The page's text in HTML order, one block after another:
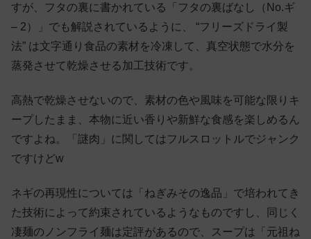
すが、フタの裏に書かれている「フタの裏ばなし（No.ギ
– 2）」でも解説されているように、 “フリーズドライ製
法” は文字通り食品の素材を冷凍して、真空状態で水分を
蒸発させて乾燥させる加工技術です。
高熱で乾燥させないので、素材の色や風味を可能な限りキ
ープしたまま、本物に近い香りや新鮮な食感を楽しめるん
ですよね。「謎肉」に関してはフルスロットルでジャンク
ですけどw
ネギの再現性については「ねぎみその逸品」で培われてき
た技術によって約束されているようなものですし、同じく
凄麺のノンフライ麺は定評があるので、スープは「元祖ね